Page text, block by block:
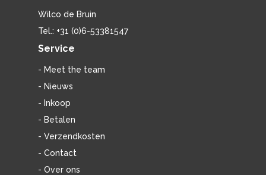
Wilco de Bruin
Tel.: +31 (0)6-53381547
Service
- Meet the team
- Nieuws
- Inkoop
- Betalen
- Verzendkosten
- Contact
- Over ons